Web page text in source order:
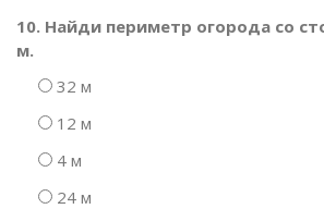
10. Найди периметр огорода со
м.
32 м
12 м
4 м
24 м